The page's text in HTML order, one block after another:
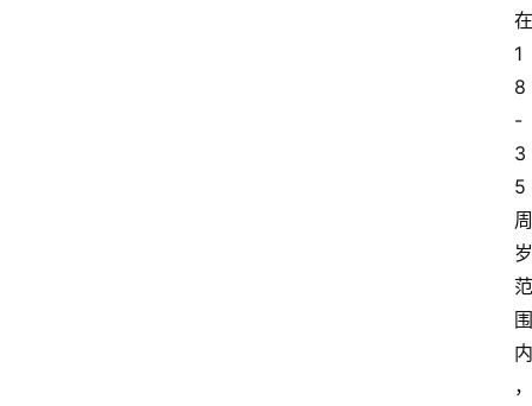
在
1
8
-
3
5
周
岁
范
围
内
，